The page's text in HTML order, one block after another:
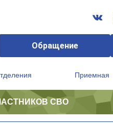
Обращение
Приемная
СВО